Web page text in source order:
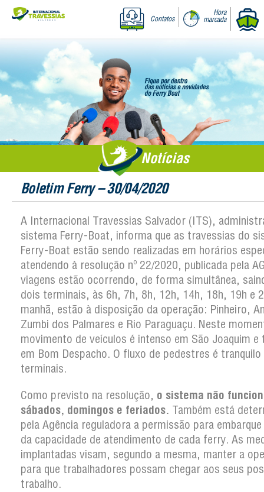
Contatos
Hora
marcada
Notícias
Boletim Ferry – 30/04/2020
A Internacional Travessias Salvador (ITS),
sistema Ferry-Boat, informa que as travessias do
Ferry-Boat estão sendo realizadas em horários
atendendo à resolução nº 22/2020, publicada pela
viagens estão ocorrendo, de forma simultânea,
dois terminais, às 6h, 7h, 8h, 12h, 14h, 18h, 19h e
manhã, estão à disposição da operação: Pinheiro,
Zumbi dos Palmares e Rio Paraguaçu. Neste
movimento de veículos é intenso em São Joaquim e
em Bom Despacho. O fluxo de pedestres é
terminais.
Como previsto na resolução, o sistema não
sábados, domingos e feriados. Também está
pela Agência reguladora a permissão para
da capacidade de atendimento de cada ferry. As
implantadas visam, segundo a mesma, manter a
para que trabalhadores possam chegar aos seus
trabalho.